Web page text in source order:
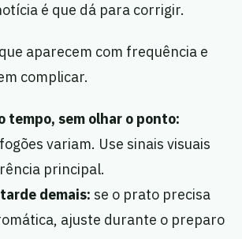
é que dá para corrigir.
aparecem com frequência e
complicar.
tempo, sem olhar o ponto:
variam. Use sinais visuais
principal.
demais: se o prato precisa
ajuste durante o preparo